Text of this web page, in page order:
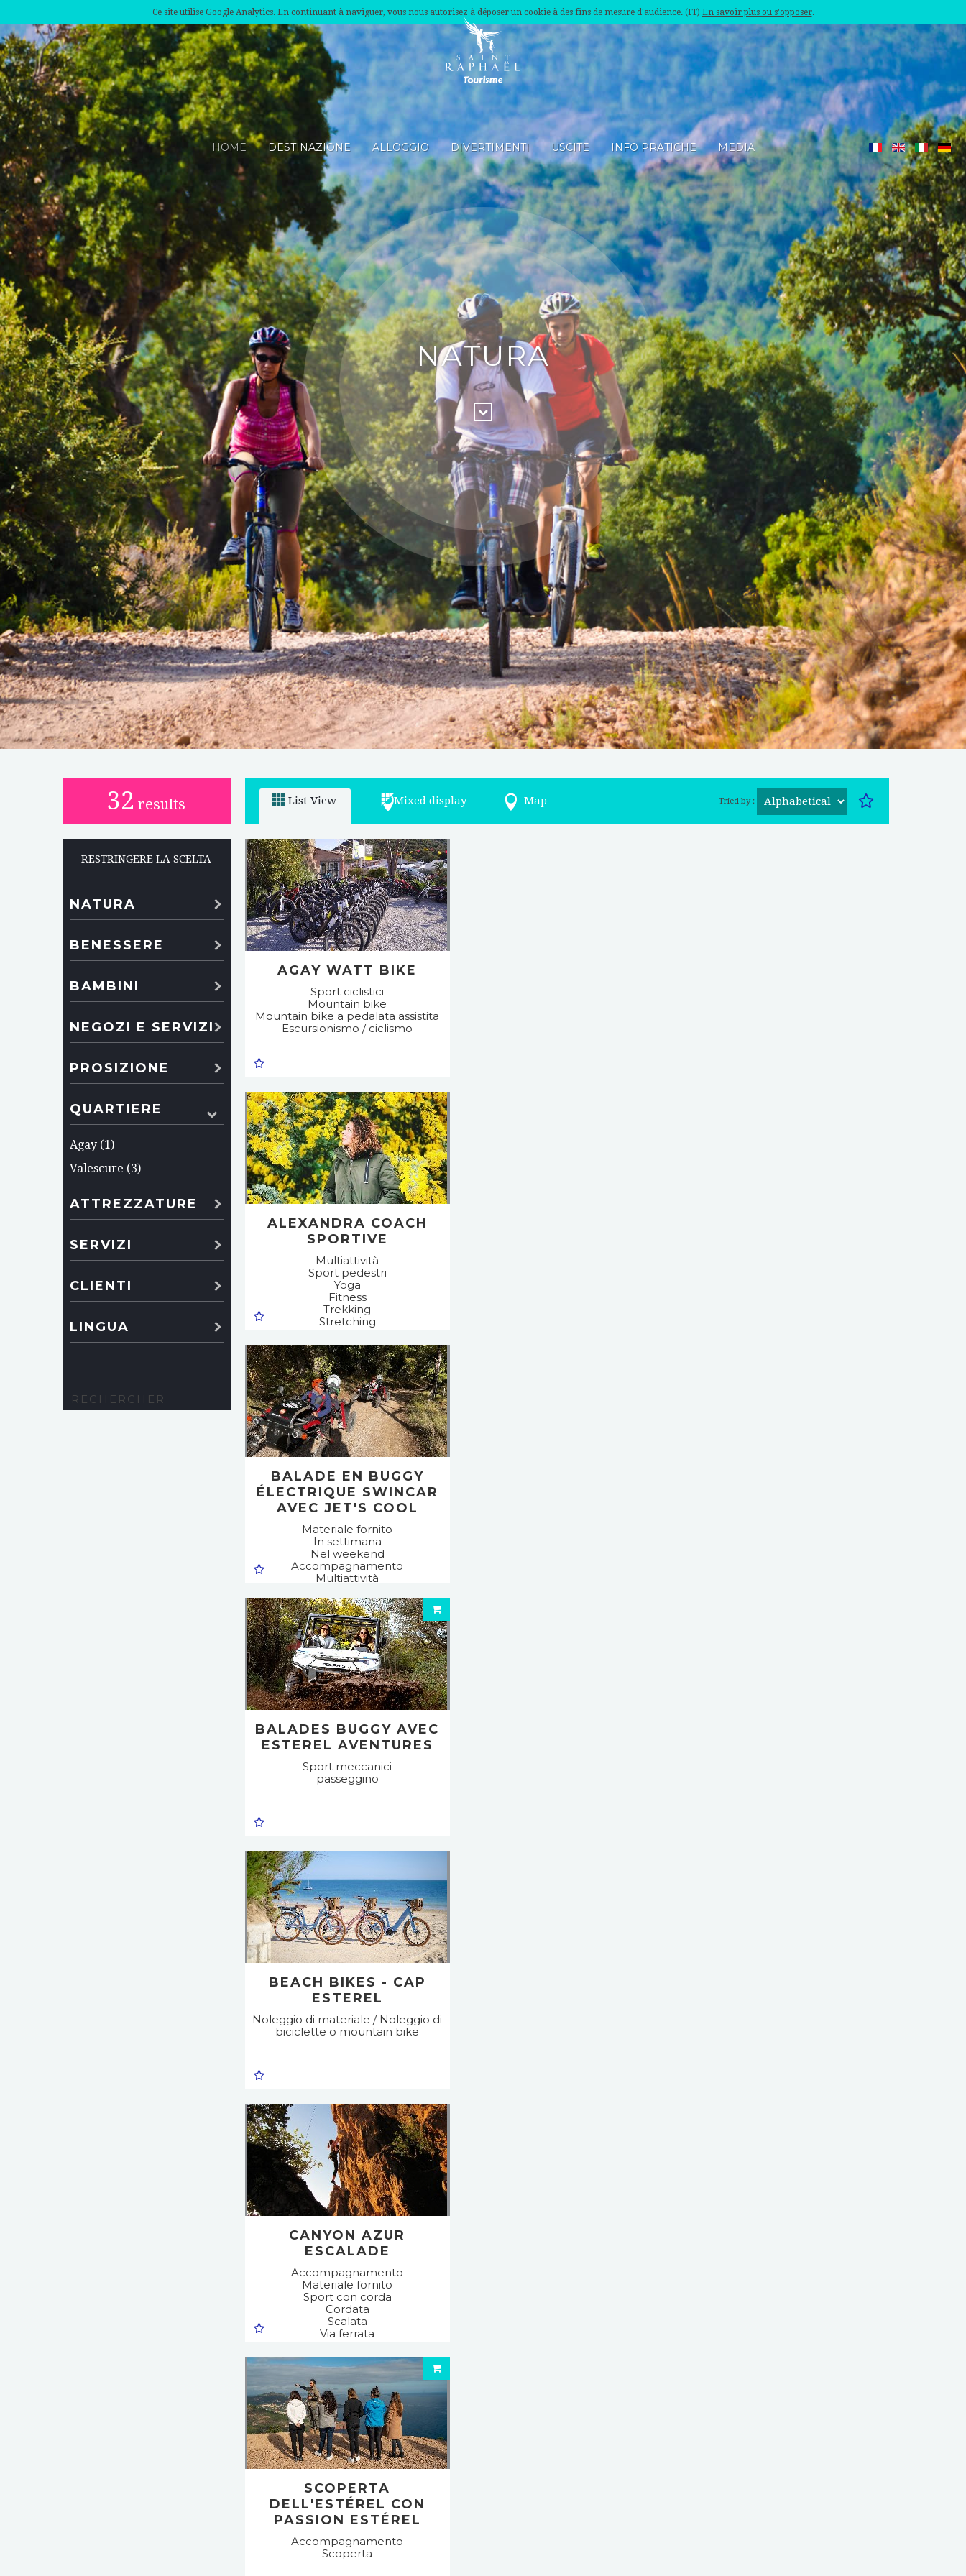
Ce site utilise Google Analytics. En continuant à naviguer, vous nous autorisez à déposer un cookie à des fins de mesure d'audience. (IT) En savoir plus ou s'opposer.
HOME DESTINAZIONE ALLOGGIO DIVERTIMENTI USCITE INFO PRATICHE MEDIA
NATURA
32 results
RESTRINGERE LA SCELTA
NATURA
BENESSERE
BAMBINI
NEGOZI E SERVIZI
PROSIZIONE
QUARTIERE
Agay (1)
Valescure (3)
ATTREZZATURE
SERVIZI
CLIENTI
LINGUA
List View Mixed display Map Tried by :
AGAY WATT BIKE
Sport ciclistici
Mountain bike
Mountain bike a pedalata assistita
Escursionismo / ciclismo
ALEXANDRA COACH
SPORTIVE
Multiattività
Sport pedestri
Yoga
Fitness
Trekking
Stretching
Aerobic
Metodo Pilates
fitness
Cross training
Ginnastica delicata
Camminata attiva
BALADE EN BUGGY
ÉLECTRIQUE SWINCAR
AVEC JET'S COOL
Materiale fornito
In settimana
Nel weekend
Accompagnamento
Multiattività
passeggino
BALADES BUGGY AVEC
ESTEREL AVENTURES
Sport meccanici
passeggino
BEACH BIKES - CAP
ESTEREL
Noleggio di materiale / Noleggio di
biciclette o mountain bike
CANYON AZUR
ESCALADE
Accompagnamento
Materiale fornito
Sport con corda
Cordata
Scalata
Via ferrata
SCOPERTA
DELL'ESTÉREL CON
PASSION ESTÉREL
Accompagnamento
Scoperta